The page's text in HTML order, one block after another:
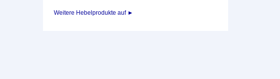
Weitere Hebelprodukte auf ►